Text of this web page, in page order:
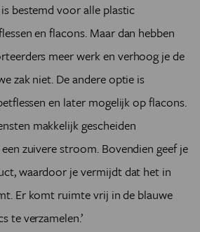
bestemd voor alle plastic
en flacons. Maar dan hebben
meer werk en verhoog je de
zak niet. De andere optie is
en later mogelijk op flacons.
makkelijk gescheiden
zuivere stroom. Bovendien geef je
waardoor je vermijdt dat het in
Er komt ruimte vrij in de blauwe
te verzamelen.’